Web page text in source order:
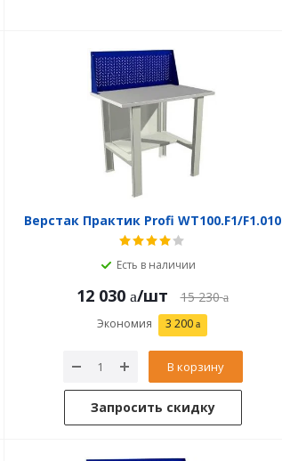
Верстак Практик Profi WT100.F1/F1.010
Есть в наличии
12 030 /шт 15 230
Экономия 3 200
В корзину
Запросить скидку